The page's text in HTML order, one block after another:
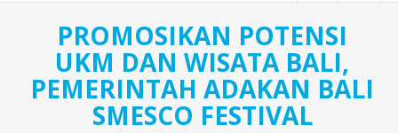
PROMOSIKAN POTENSI
UKM DAN WISATA BALI,
PEMERINTAH ADAKAN BALI
SMESCO FESTIVAL